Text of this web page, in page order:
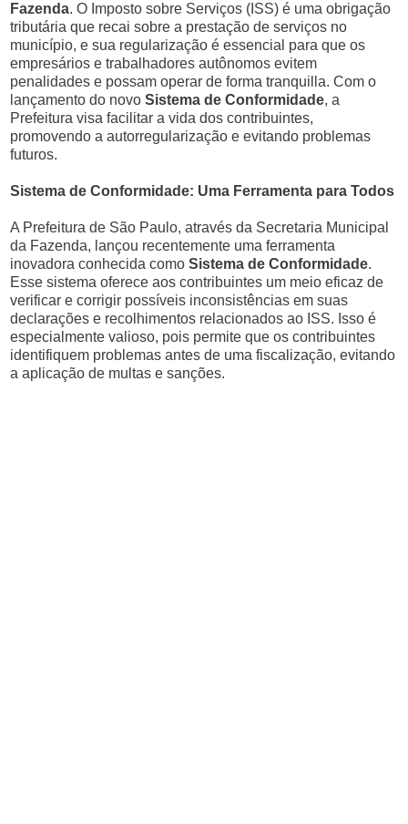
Fazenda. O Imposto sobre Serviços (ISS) é uma obrigação
tributária que recai sobre a prestação de serviços no
município, e sua regularização é essencial para que os
empresários e trabalhadores autônomos evitem
penalidades e possam operar de forma tranquilla. Com o
lançamento do novoSistema de Conformidade, a
Prefeitura visa facilitar a vida dos contribuintes,
promovendo a autorregularização e evitando problemas
futuros.
Sistema de Conformidade: Uma Ferramenta para Todos
A Prefeitura de São Paulo, através da Secretaria Municipal
da Fazenda, lançou recentemente uma ferramenta
inovadora conhecida comoSistema de Conformidade.
Esse sistema oferece aos contribuintes um meio eficaz de
verificar e corrigir possíveis inconsistências em suas
declarações e recolhimentos relacionados ao ISS. Isso é
especialmente valioso, pois permite que os contribuintes
identifiquem problemas antes de uma fiscalização, evitando
a aplicação de multas e sanções.